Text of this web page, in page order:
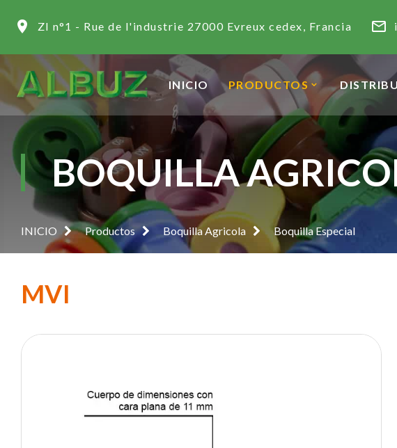
ZI n°1 - Rue de l'industrie 27000 Evreux cedex, Francia
INICIO PRODUCTOS
BOQUILLA
INICIO Productos Boquilla Agricola Boquilla Especial
MVI